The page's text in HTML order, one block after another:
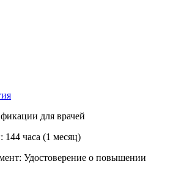
для врачей
144 часа (1 месяц)
Удостоверение о повышении